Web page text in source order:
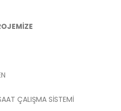
ÇALIŞMA SİSTEMİ